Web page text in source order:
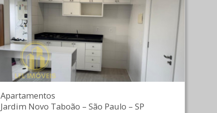
Apartamentos
Jardim Novo Taboão –São Paulo –SP